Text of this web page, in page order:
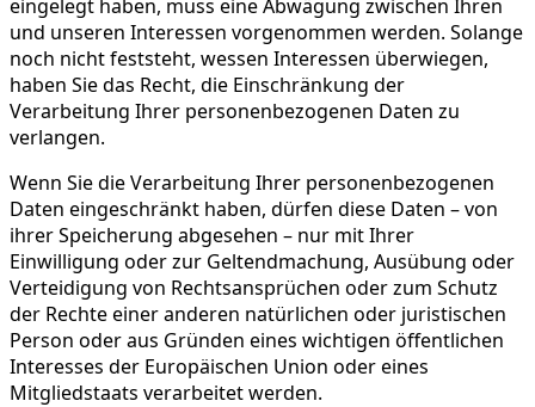
eingelegt haben, muss eine Abwägung zwischen Ihren
und unseren Interessen vorgenommen werden. Solange
noch nicht feststeht, wessen Interessen überwiegen,
haben Sie das Recht, die Einschränkung der
Verarbeitung Ihrer personenbezogenen Daten zu
verlangen.
Wenn Sie die Verarbeitung Ihrer personenbezogenen
Daten eingeschränkt haben, dürfen diese Daten – von
ihrer Speicherung abgesehen – nur mit Ihrer
Einwilligung oder zur Geltendmachung, Ausübung oder
Verteidigung von Rechtsansprüchen oder zum Schutz
der Rechte einer anderen natürlichen oder juristischen
Person oder aus Gründen eines wichtigen öffentlichen
Interesses der Europäischen Union oder eines
Mitgliedstaats verarbeitet werden.